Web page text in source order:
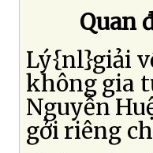
Quan
Lý{nl}giải
không gia
Nguyễn
gởi riêng